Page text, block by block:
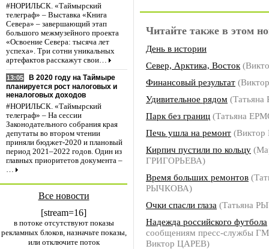
#НОРИЛЬСК. «Таймырский
телеграф» – Выставка «Книга
Севера» – завершающий этап
большого межмузейного проекта
«Освоение Севера: тысяча лет
успеха». Три сотни уникальных
артефактов расскажут свои…
13:05
В 2020 году на Таймыре
планируется рост налоговых и
неналоговых доходов
#НОРИЛЬСК. «Таймырский
телеграф» – На сессии
Законодательного собрания края
депутаты во втором чтении
приняли бюджет-2020 и плановый
период 2021–2022 годов. Один из
главных приоритетов документа –
…
Все новости
[stream=16]
в потоке отсутствуют показы
рекламных блоков, назначьте показы,
или отключите поток
Читайте также в этом
День в истории
Север, Арктика, Восток
Финансовый результат
Удивительное рядом
Парк без границ (Татьяна
Печь ушла на ремонт
Кирпич пустили по кольцу
ГРИГОРЬЕВА)
Время больших ремонтов
РЫЧКОВА)
Очки спасли глаза (Татьяна
Надежда российского футбола
сообщениям пресс-службы
Виктор ЦАРЕВ)